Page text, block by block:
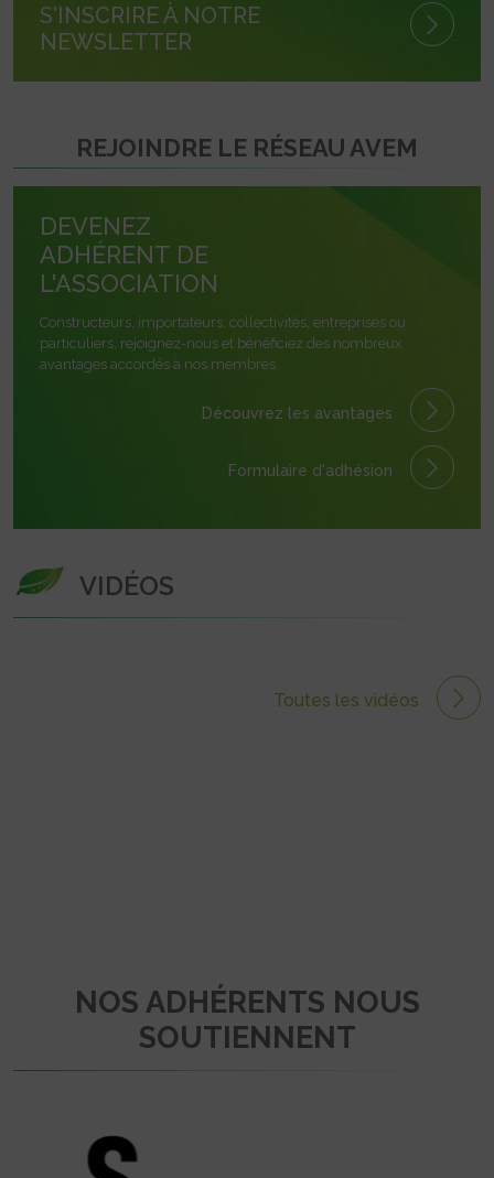
S'INSCRIRE À NOTRE
NEWSLETTER
REJOINDRE LE RÉSEAU AVEM
DEVENEZ
ADHÉRENT DE
L'ASSOCIATION
Constructeurs, importateurs, collectivités, entreprises ou
particuliers, rejoignez-nous et bénéficiez des nombreux
avantages accordés à nos membres.
Découvrez les avantages
Formulaire d'adhésion
VIDÉOS
Toutes les vidéos
NOS ADHÉRENTS NOUS
SOUTIENNENT